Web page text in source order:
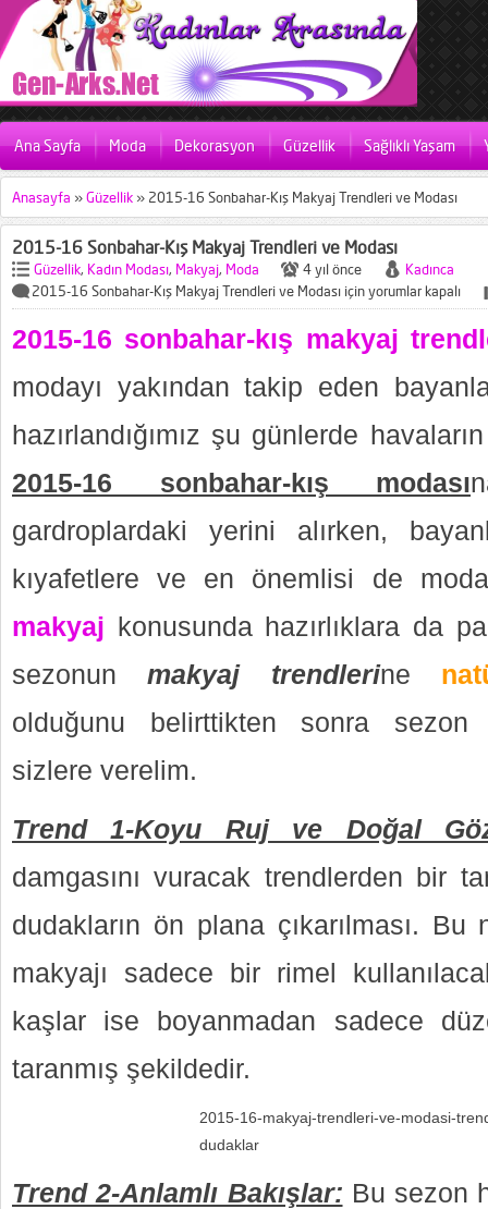
Ana Sayfa Moda Dekorasyon Güzellik Sağlıklı Yaşam
Anasayfa »Güzellik » 2015-16 Sonbahar-Kış Makyaj Trendleri ve Modası
2015-16 Sonbahar-Kış Makyaj Trendleri ve Modası
Güzellik, Kadın Modası, Makyaj, Moda 4 yıl önce
Kadınca
2015-16 Sonbahar-Kış Makyaj Trendleri ve Modası içinyorumlar kapalı
2015-16 sonbahar-kış makyaj
modayı yakından takip eden
hazırlandığımız şu günlerde
2015-16 sonbahar-kış modası
gardroplardaki yerini alırken,
kıyafetlere ve en önemlisi de
makyaj konusunda hazırlıklara da
sezonunmakyaj trendlerine
olduğunu belirttikten sonra sezon
sizlere verelim.
Trend 1-Koyu Ruj ve Doğal
damgasını vuracak trendlerden bir
dudakların ön plana çıkarılması.
makyajı sadece bir rimel
kaşlar ise boyanmadan sadece
taranmış şekildedir.
2015-16-makyaj-trendleri-ve-modasi-
dudaklar
Trend 2-Anlamlı Bakışlar: Bu sezon